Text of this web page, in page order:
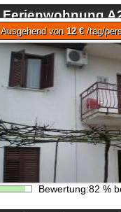
Ferienwohnung
Nedescina
Ausgehend von 12 €/tag/
Bewertung:82 %